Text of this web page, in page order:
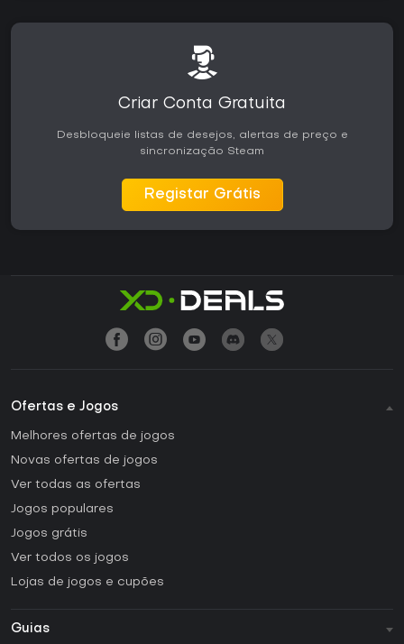
Criar Conta Gratuita
Desbloqueie listas de desejos, alertas de preço e
sincronização Steam
Registar Grátis
Ofertas e Jogos
Melhores ofertas de jogos
Novas ofertas de jogos
Ver todas as ofertas
Jogos populares
Jogos grátis
Ver todos os jogos
Lojas de jogos e cupões
Guias